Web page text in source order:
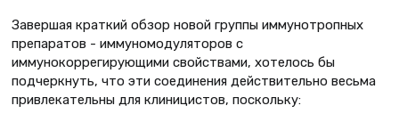
Завершая краткий обзор новой группы иммунотропных
препаратов - иммуномодуляторов с
иммунокоррегирующими свойствами, хотелось бы
подчеркнуть, что эти соединения действительно весьма
привлекательны для клиницистов, поскольку: